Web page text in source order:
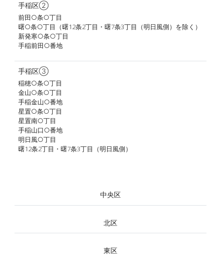
手稲区②
前田○条○丁目
曙○条○丁目（曙12条2丁目・曙7条3丁目（明日風側）を除く）
新発寒○条○丁目
手稲前田○番地
手稲区③
稲穂○条○丁目
金山○条○丁目
手稲金山○番地
星置○条○丁目
星置南○丁目
手稲山口○番地
明日風○丁目
曙12条2丁目・曙7条3丁目（明日風側）
中央区
北区
東区